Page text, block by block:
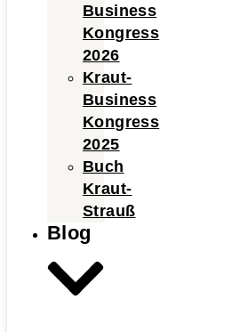
Business
Kongress
2026
Kraut-
Business
Kongress
2025
Buch
Kraut-
Strauß
Blog